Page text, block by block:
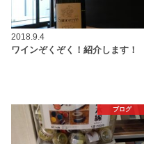
2018.9.4
ワインぞくぞく！紹介します！
ブログ